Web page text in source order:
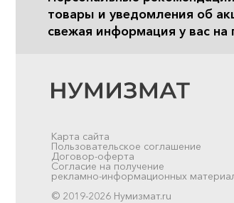
товары и уведомления об
свежая информация у вас на
Карта сайта
Пользовательское соглашение
Договор-оферта
Согласие на получение
рекламно-информационных
© 2019-2026 Нумизмат.ru